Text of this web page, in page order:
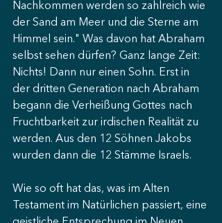
Nachkommen werden so zahlreich wie
der Sand am Meer und die Sterne am
Himmel sein." Was davon hat Abraham
selbst sehen dürfen? Ganz lange Zeit:
Nichts! Dann nur einen Sohn. Erst in
der dritten Generation nach Abraham
begann die Verheißung Gottes nach
Fruchtbarkeit zur irdischen Realität zu
werden. Aus den 12 Söhnen Jakobs
wurden dann die 12 Stämme Israels.
Wie so oft hat das, was im Alten
Testament im Natürlichen passiert, eine